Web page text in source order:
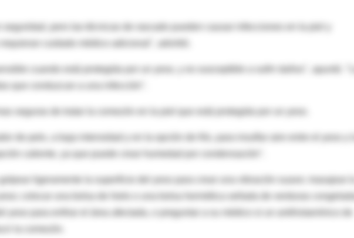
seguridad, pero las técnicas de rascado pueden causar infecciones en la piel y
cuidado médico adicional", advirtió.
cuando está protegida por un yeso, y es susceptible a sufrir daños", apuntó.
seguras de tratar la comezón en la piel que está protegida por un yeso.
de pelo, a baja intensidad y en la opción de frío, para insuflar aire entre el yeso y la
caliente, ya que puede crear humedad por condensación".
ligeramente la superficie del yeso para crear una vibración suave; masajear la
colocar una bolsa de hielo o una bolsa hermética sellada de verduras
yeso para enfriar el área afectada, o preguntar a su médico si un antihistamínico de